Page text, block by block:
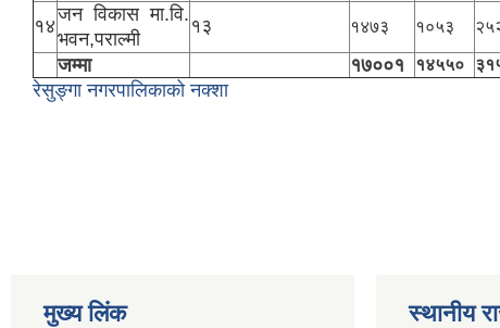
१४
जन विकास मा.वि.
भवन,पराल्मी
१३ १४७३ १०५३
जम्मा
१७००१ १४५५०
रेसुङ्गा नगरपालिकाको नक्शा
मुख्य लिंक स्थानीय